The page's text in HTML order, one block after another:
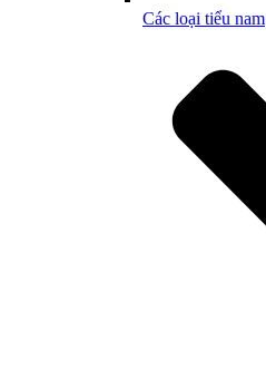
Các loại tiểu nam